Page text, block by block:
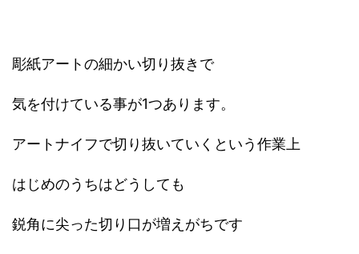
彫紙アートの細かい切り抜きで
気を付けている事が1つあります。
アートナイフで切り抜いていくという作業上
はじめのうちはどうしても
鋭角に尖った切り口が増えがちです